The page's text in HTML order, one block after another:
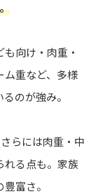
向け・肉重・
ム重など、多様
のが強み。
らには肉重・中
れる点も。家族
富さ。